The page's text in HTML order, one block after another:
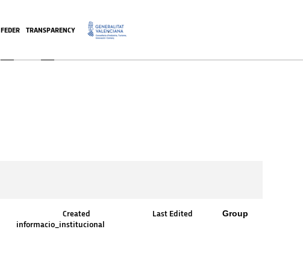
FEDER TRANSPARENCY .
Created Last Edited Group
informacio_institucional